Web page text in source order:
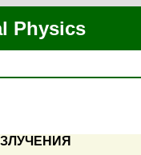
Physics